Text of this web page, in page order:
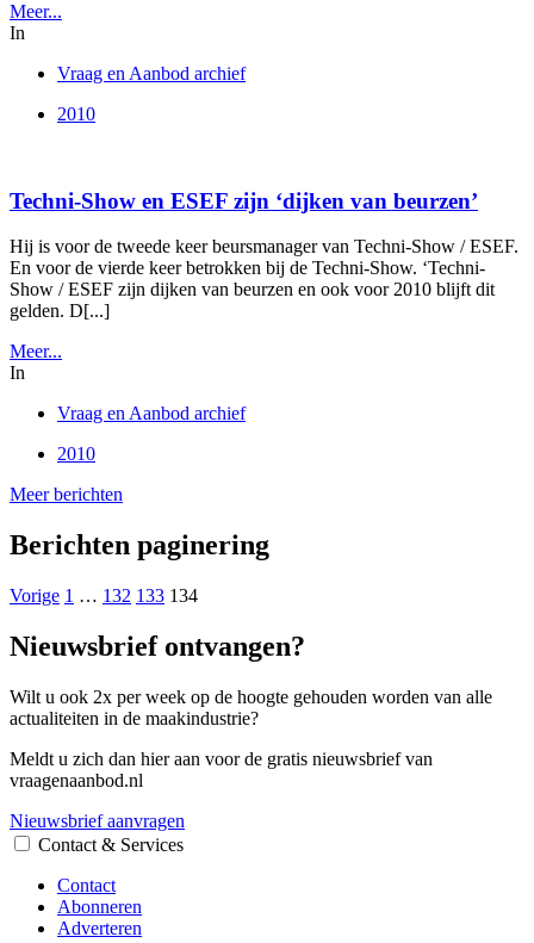
Meer...
In
Vraag en Aanbod archief
2010
Techni-Show en ESEF zijn ‘dijken van beurzen’
Hij is voor de tweede keer beursmanager van Techni-Show / ESEF.
En voor de vierde keer betrokken bij de Techni-Show. ‘Techni-
Show / ESEF zijn dijken van beurzen en ook voor 2010 blijft dit
gelden. D[...]
Meer...
In
Vraag en Aanbod archief
2010
Meer berichten
Berichten paginering
Vorige 1 … 132 133 134
Nieuwsbrief ontvangen?
Wilt u ook 2x per week op de hoogte gehouden worden van alle
actualiteiten in de maakindustrie?
Meldt u zich dan hier aan voor de gratis nieuwsbrief van
vraagenaanbod.nl
Nieuwsbrief aanvragen
Contact & Services
Contact
Abonneren
Adverteren